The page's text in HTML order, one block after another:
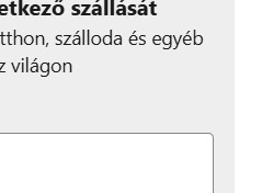
a felület akadásmentes,
gépezet, akadást nem
és melegedési gondok
található programok
fel az S Health, itt már